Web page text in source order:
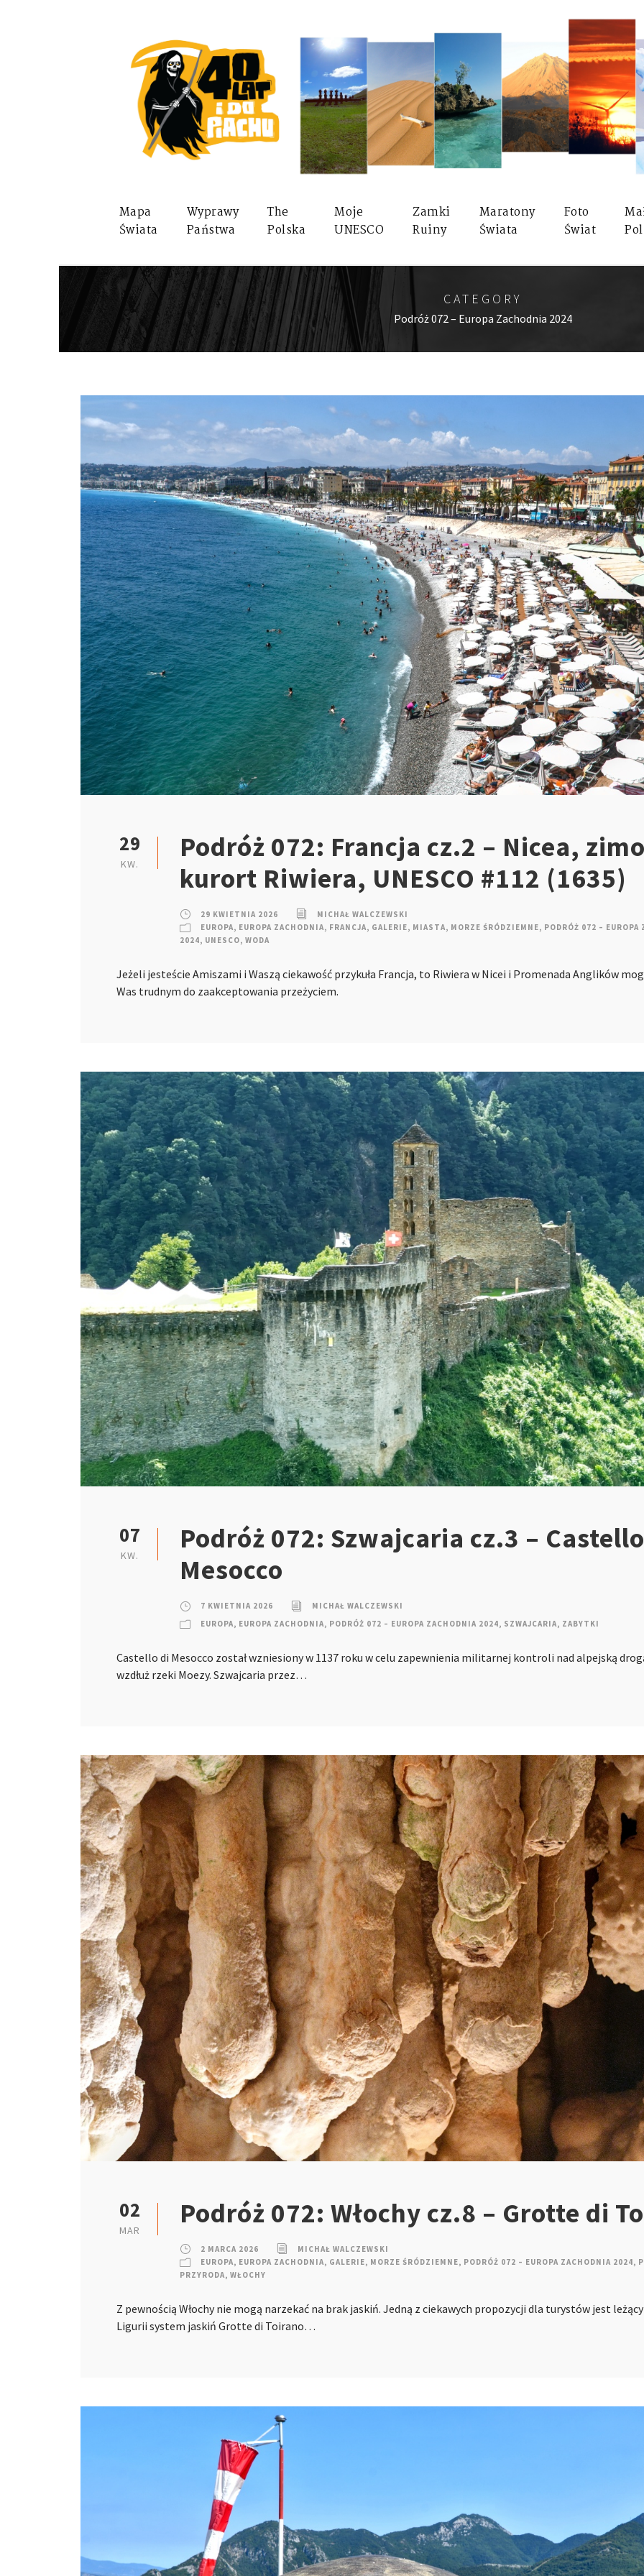
Mapa
Świata
Wyprawy
Państwa
The
Polska
Moje
UNESCO
Zamki
Ruiny
Maratony
Świata
Foto
Świat
CATEGORY
Podróż 072 – Europa Zachodnia 2024
29
KW.
Podróż 072: Francja cz.2 – Nicea,
kurort Riwiera, UNESCO #112 (1635)
29 KWIETNIA 2026
MICHAŁ WALCZEWSKI
EUROPA, EUROPA ZACHODNIA, FRANCJA, GALERIE, MIASTA, MORZE ŚRÓDZIEMNE, PODRÓŻ 072 – EUROPA
2024, UNESCO, WODA
Jeżeli jesteście Amiszami i Waszą ciekawość przykuła Francja, to Riwiera w Nicei i Promenada Anglików
Was trudnym do zaakceptowania przeżyciem.
07
KW.
Podróż 072: Szwajcaria cz.3 –
Mesocco
7 KWIETNIA 2026
MICHAŁ WALCZEWSKI
EUROPA, EUROPA ZACHODNIA, PODRÓŻ 072 – EUROPA ZACHODNIA 2024, SZWAJCARIA, ZABYTKI
Castello di Mesocco został wzniesiony w 1137 roku w celu zapewnienia militarnej kontroli nad alpejską
wzdłuż rzeki Moezy. Szwajcaria przez…
02
MAR
Podróż 072: Włochy cz.8 – Grotte di
2 MARCA 2026
MICHAŁ WALCZEWSKI
EUROPA, EUROPA ZACHODNIA, GALERIE, MORZE ŚRÓDZIEMNE, PODRÓŻ 072 – EUROPA ZACHODNIA 2024,
PRZYRODA, WŁOCHY
Z pewnością Włochy nie mogą narzekać na brak jaskiń. Jedną z ciekawych propozycji dla turystów jest
Ligurii system jaskiń Grotte di Toirano…